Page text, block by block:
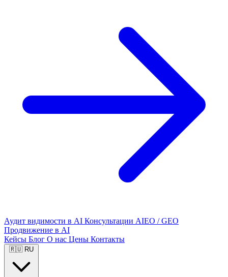
Аудит видимости в AI Консультации AIEO / GEO
Продвижение в AI
Кейсы Блог О нас Цены Контакты
🇷🇺 RU